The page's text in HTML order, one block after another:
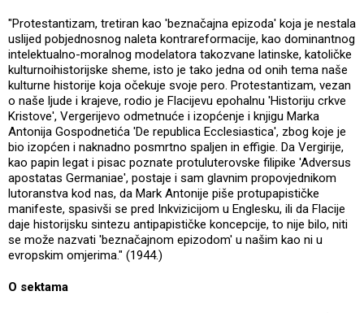
"Protestantizam, tretiran kao 'beznačajna epizoda' koja je nestala
uslijed pobjednosnog naleta kontrareformacije, kao dominantnog
intelektualno-moralnog modelatora takozvane latinske, katoličke
kulturnoihistorijske sheme, isto je tako jedna od onih tema naše
kulturne historije koja očekuje svoje pero. Protestantizam, vezan
o naše ljude i krajeve, rodio je Flacijevu epohalnu 'Historiju crkve
Kristove', Vergerijevo odmetnuće i izopćenje i knjigu Marka
Antonija Gospodnetića 'De republica Ecclesiastica', zbog koje je
bio izopćen i naknadno posmrtno spaljen in effigie. Da Vergirije,
kao papin legat i pisac poznate protuluterovske filipike 'Adversus
apostatas Germaniae', postaje i sam glavnim propovjednikom
lutoranstva kod nas, da Mark Antonije piše protupapističke
manifeste, spasivši se pred Inkvizicijom u Englesku, ili da Flacije
daje historijsku sintezu antipapističke koncepcije, to nije bilo, niti
se može nazvati 'beznačajnom epizodom' u našim kao ni u
evropskim omjerima." (1944.)
O sektama